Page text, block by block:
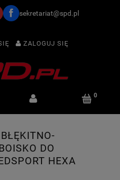
sekretariat@spd.pl
ZALOGUJ SIĘ
DO
HEXA